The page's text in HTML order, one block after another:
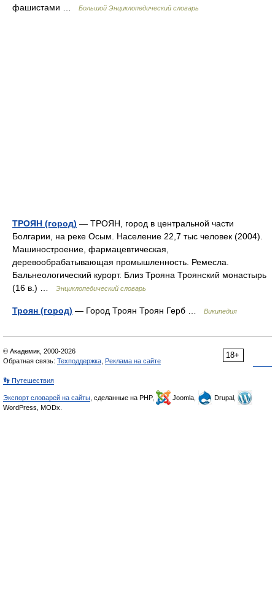
фашистами …
Большой Энциклопедический словарь
ТРОЯН (город) — ТРОЯН, город в центральной части
Болгарии, на реке Осым. Население 22,7 тыс человек (2004).
Машиностроение, фармацевтическая,
деревообрабатывающая промышленность. Ремесла.
Бальнеологический курорт. Близ Трояна Троянский монастырь
(16 в.) …
Энциклопедический словарь
Троян (город) — Город Троян Троян Герб … Википедия
18+
© Академик, 2000-2026
Обратная связь: Техподдержка Реклама на сайте
👣 Путешествия
Экспорт словарей на сайты , сделанные на PHP, Joomla,
Drupal,
WordPress, MODx.